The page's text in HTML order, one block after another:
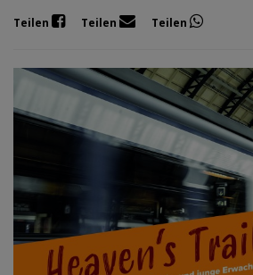
Teilen Teilen Teilen